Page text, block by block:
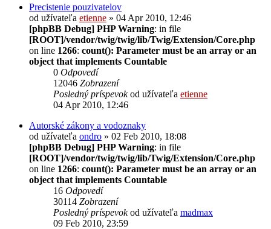
Precistenie pouzivatelov
od užívateľa etienne » 04 Apr 2010, 12:46
[phpBB Debug] PHP Warning: in file
[ROOT]/vendor/twig/twig/lib/Twig/Extension/Core.php
on line 1266: count(): Parameter must be an array or an
object that implements Countable
0 Odpovedí
12046 Zobrazení
Posledný príspevokod užívateľa etienne
04 Apr 2010, 12:46
Autorské zákony a vodoznaky
od užívateľa ondro » 02 Feb 2010, 18:08
[phpBB Debug] PHP Warning: in file
[ROOT]/vendor/twig/twig/lib/Twig/Extension/Core.php
on line 1266: count(): Parameter must be an array or an
object that implements Countable
16 Odpovedí
30114 Zobrazení
Posledný príspevokod užívateľa madmax
09 Feb 2010, 23:59